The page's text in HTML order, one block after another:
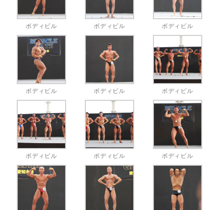
ボディビル ボディビル ボディビル
ボディビル ボディビル ボディビル
ボディビル ボディビル ボディビル